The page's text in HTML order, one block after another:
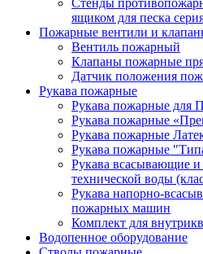
ящиком для песка
Пожарные вентили и
Вентиль пожарный
Клапаны пожарные
Датчик положения
Рукава пожарные
Рукава пожарные для
Рукава пожарные
Рукава пожарные
Рукава пожарные
Рукава всасывающие
технической воды
Рукава напорно-
пожарных машин
Комплект для
Водопенное оборудование